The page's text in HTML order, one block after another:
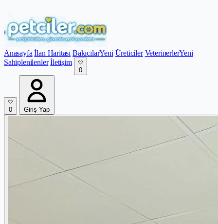
Anasayfa İlan Haritası BakıcılarYeni Üreticiler VeterinerlerYeni
Sahiplenilenler İletişim
0
0 Giriş Yap